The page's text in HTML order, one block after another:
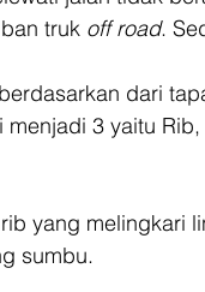
truk off road.
dari
3 yaitu
yang melingkari
sumbu.